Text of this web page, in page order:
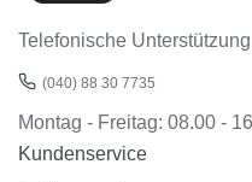
Telefonische
(040) 88 30 7735
Montag - Freitag: 08.00 -
Kundenservice